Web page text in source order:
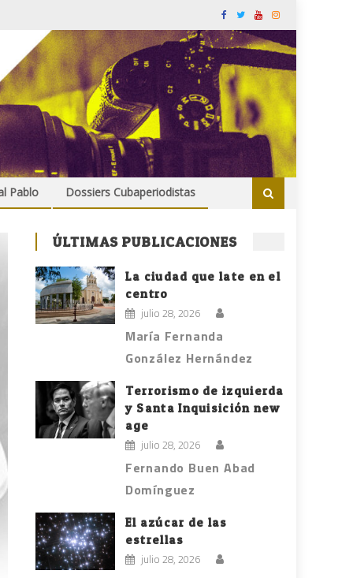
Pablo Dossiers Cubaperiodistas
ÚLTIMAS PUBLICACIONES
La ciudad que late en el
centro
julio 28, 2026
María Fernanda
González Hernández
Terrorismo de izquierda
y Santa Inquisición new
age
julio 28, 2026
Fernando Buen Abad
Domínguez
El azúcar de las
estrellas
julio 28, 2026